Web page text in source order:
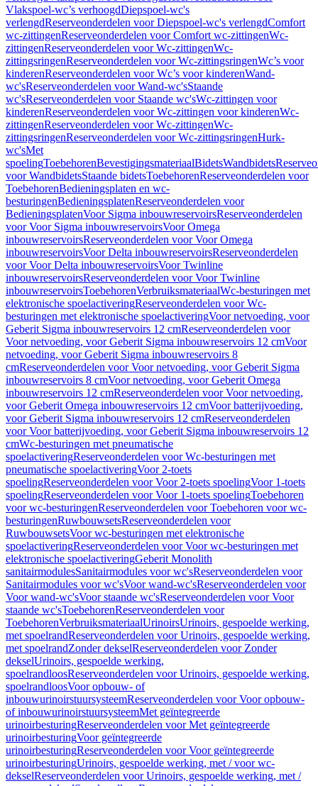
Vlakspoel-wc’s verhoogdDiepspoel-wc's
verlengdReserveonderdelen voor Diepspoel-wc's verlengdComfort
wc-zittingenReserveonderdelen voor Comfort wc-zittingenWc-
zittingenReserveonderdelen voor Wc-zittingenWc-
zittingsringenReserveonderdelen voor Wc-zittingsringenWc’s voor
kinderenReserveonderdelen voor Wc’s voor kinderenWand-
wc'sReserveonderdelen voor Wand-wc'sStaande
wc'sReserveonderdelen voor Staande wc'sWc-zittingen voor
kinderenReserveonderdelen voor Wc-zittingen voor kinderenWc-
zittingenReserveonderdelen voor Wc-zittingenWc-
zittingsringenReserveonderdelen voor Wc-zittingsringenHurk-
wc'sMet
spoelingToebehorenBevestigingsmateriaalBidetsWandbidets
voor WandbidetsStaande bidetsToebehorenReserveonderdelen voor
ToebehorenBedieningsplaten en wc-
besturingenBedieningsplatenReserveonderdelen voor
BedieningsplatenVoor Sigma inbouwreservoirsReserveonderdelen
voor Voor Sigma inbouwreservoirsVoor Omega
inbouwreservoirsReserveonderdelen voor Voor Omega
inbouwreservoirsVoor Delta inbouwreservoirsReserveonderdelen
voor Voor Delta inbouwreservoirsVoor Twinline
inbouwreservoirsReserveonderdelen voor Voor Twinline
inbouwreservoirsToebehorenVerbruiksmateriaalWc-besturingen met
elektronische spoelactiveringReserveonderdelen voor Wc-
besturingen met elektronische spoelactiveringVoor netvoeding, voor
Geberit Sigma inbouwreservoirs 12 cmReserveonderdelen voor
Voor netvoeding, voor Geberit Sigma inbouwreservoirs 12 cmVoor
netvoeding, voor Geberit Sigma inbouwreservoirs 8
cmReserveonderdelen voor Voor netvoeding, voor Geberit Sigma
inbouwreservoirs 8 cmVoor netvoeding, voor Geberit Omega
inbouwreservoirs 12 cmReserveonderdelen voor Voor netvoeding,
voor Geberit Omega inbouwreservoirs 12 cmVoor batterijvoeding,
voor Geberit Sigma inbouwreservoirs 12 cmReserveonderdelen
voor Voor batterijvoeding, voor Geberit Sigma inbouwreservoirs 12
cmWc-besturingen met pneumatische
spoelactiveringReserveonderdelen voor Wc-besturingen met
pneumatische spoelactiveringVoor 2-toets
spoelingReserveonderdelen voor Voor 2-toets spoelingVoor 1-toets
spoelingReserveonderdelen voor Voor 1-toets spoelingToebehoren
voor wc-besturingenReserveonderdelen voor Toebehoren voor wc-
besturingenRuwbouwsetsReserveonderdelen voor
RuwbouwsetsVoor wc-besturingen met elektronische
spoelactiveringReserveonderdelen voor Voor wc-besturingen met
elektronische spoelactiveringGeberit Monolith
sanitairmodulesSanitairmodules voor wc'sReserveonderdelen voor
Sanitairmodules voor wc'sVoor wand-wc'sReserveonderdelen voor
Voor wand-wc'sVoor staande wc'sReserveonderdelen voor Voor
staande wc'sToebehorenReserveonderdelen voor
ToebehorenVerbruiksmateriaalUrinoirsUrinoirs, gespoelde werking,
met spoelrandReserveonderdelen voor Urinoirs, gespoelde werking,
met spoelrandZonder dekselReserveonderdelen voor Zonder
dekselUrinoirs, gespoelde werking,
spoelrandloosReserveonderdelen voor Urinoirs, gespoelde werking,
spoelrandloosVoor opbouw- of
inbouwurinoirstuursysteemReserveonderdelen voor Voor opbouw-
of inbouwurinoirstuursysteemMet geïntegreerde
urinoirbesturingReserveonderdelen voor Met geïntegreerde
urinoirbesturingVoor geïntegreerde
urinoirbesturingReserveonderdelen voor Voor geïntegreerde
urinoirbesturingUrinoirs, gespoelde werking, met / voor wc-
dekselReserveonderdelen voor Urinoirs, gespoelde werking, met /